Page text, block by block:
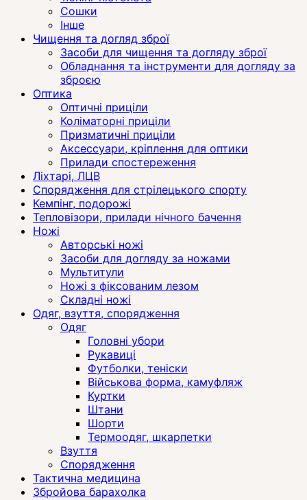
Сошки
Інше
Чищення та догляд зброї
Засоби для чищення та догляду зброї
Обладнання та інструменти для догляду за
зброєю
Оптика
Оптичні приціли
Коліматорні приціли
Призматичні приціли
Аксессуари, кріплення для оптики
Прилади спостереження
Ліхтарі, ЛЦВ
Спорядження для стрілецького спорту
Кемпінг, подорожі
Тепловізори, прилади нічного бачення
Ножі
Авторські ножі
Засоби для догляду за ножами
Мультитули
Ножі з фіксованим лезом
Складні ножі
Одяг, взуття, спорядження
Одяг
Головні убори
Рукавиці
Футболки, теніски
Військова форма, камуфляж
Куртки
Штани
Шорти
Термоодяг, шкарпетки
Взуття
Спорядження
Тактична медицина
Збройова барахолка